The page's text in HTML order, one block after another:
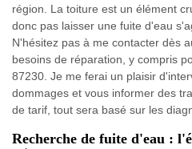
région. La toiture est un élément
donc pas laisser une fuite d'eau
N'hésitez pas à me contacter dès
besoins de réparation, y compris
87230. Je me ferai un plaisir
dommages et vous informer des
de tarif, tout sera basé sur les
Recherche de fuite d'eau :